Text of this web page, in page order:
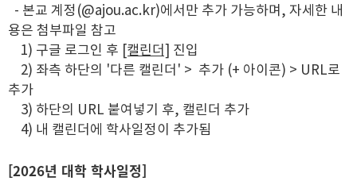
- 본교 계정(@ajou.ac.kr)에서만 추가 가능하며, 자세한 내
용은 첨부파일 참고
1) 구글 로그인 후 [캘린더]
진입
2) 좌측 하단의 '다른 캘린더' > 추가 (+ 아이콘) > URL로
추가
3) 하단의 URL 붙여넣기 후, 캘린더 추가
4) 내 캘린더에 학사일정이 추가됨
[2026년 대학 학사일정]